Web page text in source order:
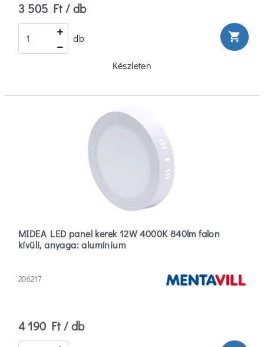
3 505 Ft / db
db shopping_cart
Készleten
MIDEA LED panel kerek 12W 4000K 840lm falon
kívüli, anyaga: alumínium
206217
4 190 Ft / db